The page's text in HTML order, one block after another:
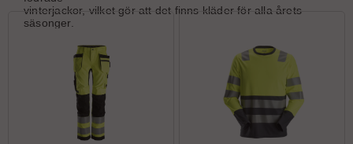
vinterjackor, vilket gör att det finns kläder för alla årets
säsonger.